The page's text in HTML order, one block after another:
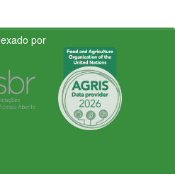
por